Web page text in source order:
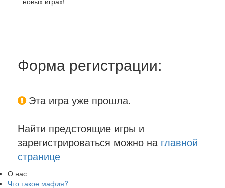
Форма регистрации:
Эта игра уже прошла.
Найти предстоящие игры и
зарегистрироваться можно на главной
странице
О нас
Что такое мафия?